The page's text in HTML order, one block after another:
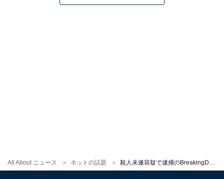
All About ニュース ネットの話題